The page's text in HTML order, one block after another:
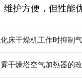
护方便，但性能
床干燥机工作时抑制
干燥塔空气加热器的